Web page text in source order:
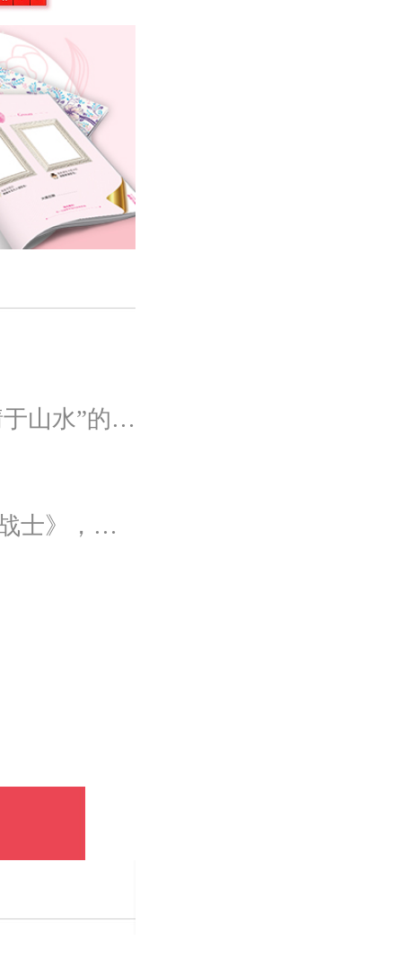
灵感来源于“千里江山图”，整体设计在于表达“寄情于山水”的美感，提炼“千里江山图”中自然山水与人文情调，加以现代化轻奢风格元素，打造一场沉浸式新中式风格主题婚礼。
灵感来源于90后经典动漫《百变小樱》与《美少女战士》，以柔美梦幻的马卡龙色系为主色调，融合精灵萌宠与星星魔法阵等元素，为遗落凡间的公主搭建一个召唤王子的舞台。